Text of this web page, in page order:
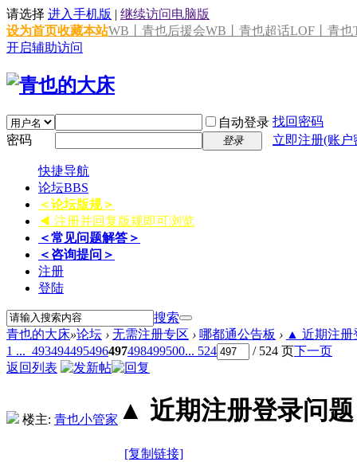
请选择 进入手机版 | 继续访问电脑版
设为首页收藏本站WB丨青也后援会WB丨青也超话LOF丨青也
开启辅助访问
自动登录 找回密码
密码
登录 立即注册(账
快捷导航
论坛BBS
＜论坛版规＞
◀ 注册并回复版规即可浏览
＜常见问题解答＞
＜咨询提问＞
注册
登陆
搜索
青也的大床»论坛 › 无需注册专区 › 哪都通公告板 › ▲ 近期注册
1 ... 493494495496497498499500... 524 / 524 页下一页
返回列表
楼主: 青也小管家 ▲ 近期注册登录问题
[复制链接]